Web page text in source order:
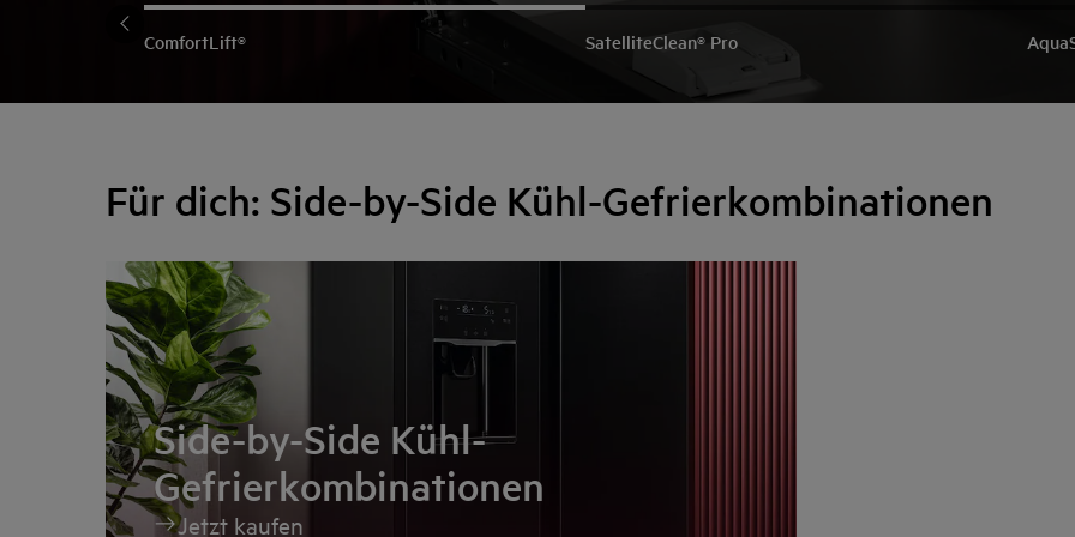
ComfortLift® SatelliteClean® Pro
Für dich: Side-by-Side Kühl-Gefrierkombinationen
Side-by-Side Kühl-
Gefrierkombinationen
Jetzt kaufen